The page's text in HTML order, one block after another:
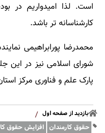
است. لذا امیدواریم در
کارشناسانه تر باشد.
محمدرضا پورابراهیمی
شورای اسلامی نیز در این
پارک علم و فناوری مرکز
بازدید از صفحه اول /
حقوق کارمندان افزایش حقوق